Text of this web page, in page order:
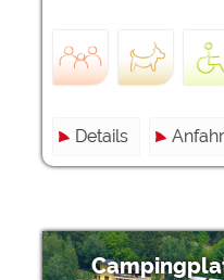
Details